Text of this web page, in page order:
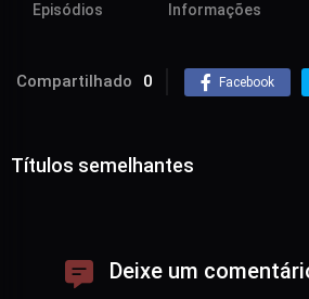
Episódios Informações
Compartilhado 0 Facebook
Títulos semelhantes
Deixe um